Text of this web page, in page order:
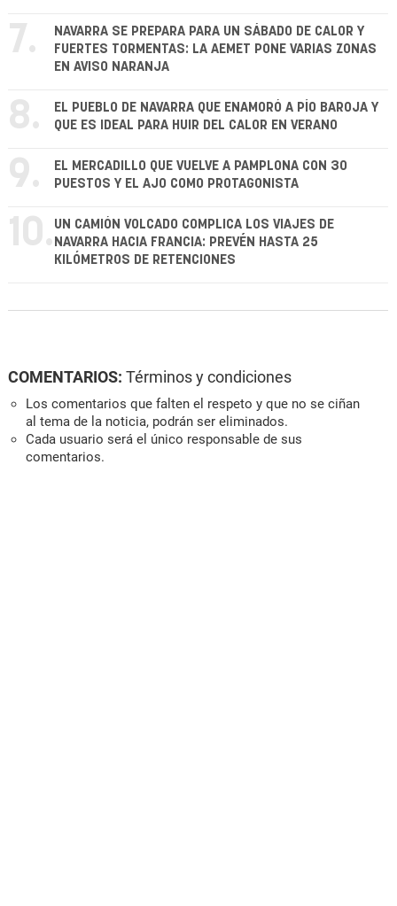
7.
NAVARRA SE PREPARA PARA UN SÁBADO DE CALOR Y
FUERTES TORMENTAS: LA AEMET PONE VARIAS ZONAS
EN AVISO NARANJA
8.
EL PUEBLO DE NAVARRA QUE ENAMORÓ A PÍO BAROJA Y
QUE ES IDEAL PARA HUIR DEL CALOR EN VERANO
9.
EL MERCADILLO QUE VUELVE A PAMPLONA CON 30
PUESTOS Y EL AJO COMO PROTAGONISTA
10. UN CAMIÓN VOLCADO COMPLICA LOS VIAJES DE
NAVARRA HACIA FRANCIA: PREVÉN HASTA 25
KILÓMETROS DE RETENCIONES
COMENTARIOS: Términos y condiciones
Los comentarios que falten el respeto y que no se ciñan
al tema de la noticia, podrán ser eliminados.
Cada usuario será el único responsable de sus
comentarios.